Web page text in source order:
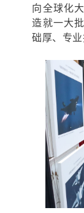
向全球化
造就一大
础厚、专业